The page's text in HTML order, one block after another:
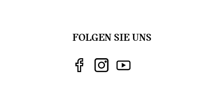
FOLGEN SIE UNS